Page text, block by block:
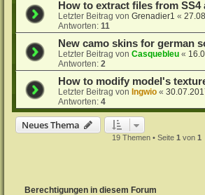
How to extract files from SS4
Letzter Beitrag vonGrenadier1 «
Antworten:11
New camo skins for german
Letzter Beitrag vonCasquebleu «
Antworten:2
How to modify model's
Letzter Beitrag vonIngwio «
Antworten:4
Neues Thema
19 Themen • Seite 1 von 1
Berechtigungen in diesem Forum